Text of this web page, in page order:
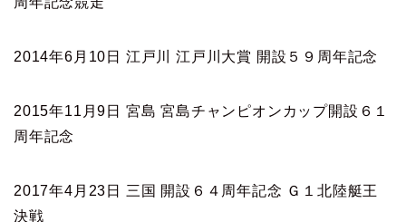
2014年6月10日 江戸川 江戸川大賞 開設５９周年記念
2015年11月9日 宮島 宮島チャンピオンカップ開設６１
周年記念
2017年4月23日 三国 開設６４周年記念 Ｇ１北陸艇王
決戦